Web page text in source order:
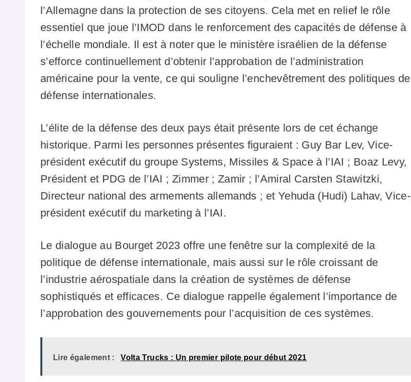
l’Allemagne dans la protection de ses citoyens. Cela met en relief le rôle
essentiel que joue l’IMOD dans le renforcement des capacités de défense à
l’échelle mondiale. Il est à noter que le ministère israélien de la défense
s’efforce continuellement d’obtenir l’approbation de l’administration
américaine pour la vente, ce qui souligne l’enchevêtrement des politiques de
défense internationales.
L’élite de la défense des deux pays était présente lors de cet échange
historique. Parmi les personnes présentes figuraient : Guy Bar Lev, Vice-
président exécutif du groupe Systems, Missiles & Space à l’IAI ; Boaz Levy,
Président et PDG de l’IAI ; Zimmer ; Zamir ; l’Amiral Carsten Stawitzki,
Directeur national des armements allemands ; et Yehuda (Hudi) Lahav, Vice-
président exécutif du marketing à l’IAI.
Le dialogue au Bourget 2023 offre une fenêtre sur la complexité de la
politique de défense internationale, mais aussi sur le rôle croissant de
l’industrie aérospatiale dans la création de systèmes de défense
sophistiqués et efficaces. Ce dialogue rappelle également l’importance de
l’approbation des gouvernements pour l’acquisition de ces systèmes.
Lire également : Volta Trucks : Un premier pilote pour début 2021